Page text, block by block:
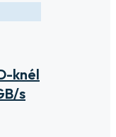
knél
s